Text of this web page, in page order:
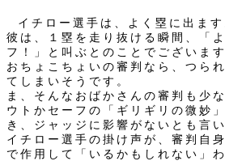
イチロー選手は、よく塁に出ます
彼は、１塁を走り抜ける瞬間、「
フ！」と叫ぶとのことでございます
おちょこちょいの審判なら、つら
てしまいそうです。
ま、そんなおばかさんの審判も少
ウトかセーフの「ギリギリの微妙
き、ジャッジに影響がないとも言
イチロー選手の掛け声が、審判自
で作用して「いるかもしれない」